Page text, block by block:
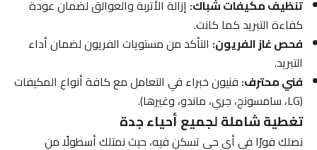
تنظيف مكيفات شباك: إزالة الأتربة والعوالق لضمان عودة
كفاءة التبريد كما كانت.
فحص غاز الفريون: التأكد من مستويات الفريون لضمان أداء
التبريد.
فني محترف: فنيون خبراء في التعامل مع كافة أنواع المكيفات
(LG، سامسونج، جري، ماندو، وغيرها).
تغطية شاملة لجميع أحياء جدة
نصلك فورًا في أي حي تسكن فيه، حيث نمتلك أسطولًا من